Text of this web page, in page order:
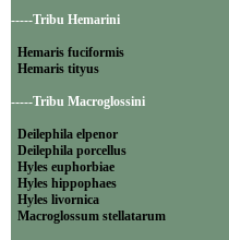
-----Tribu Hemarini
Hemaris fuciformis
Hemaris tityus
-----Tribu Macroglossini
Deilephila elpenor
Deilephila porcellus
Hyles euphorbiae
Hyles hippophaes
Hyles livornica
Macroglossum stellatarum